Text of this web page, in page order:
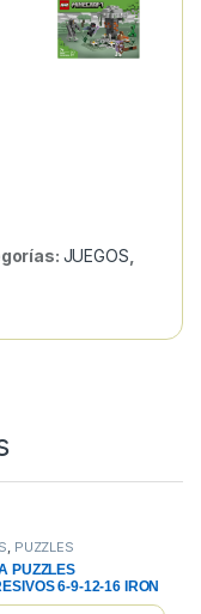
JUEGOS
, PUZZLES
PUZZLES
6-9-12-16 IRON
FRIENDS